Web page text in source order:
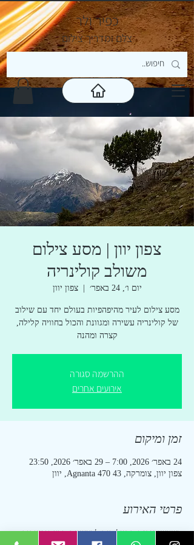
כפיר ולר
צלם ומדריך צילום
צפון יוון | מסע צילום
משולב קולינריה
יום ו׳, 24 באפר׳
  |
צפון יוון
מסע צילום לעיר מהיפהפיות בעולם יחד עם שילוב
של קולינריה עשירה ומגוונת והכול בחוויה קלילה,
קצרה ומהנה
ההרשמה סגורה
אירועים אחרים
זמן ומיקום
24 באפר׳ 2026, 7:00 – 29 באפר׳ 2026, 23:50
צפון יוון, צומרקה, Agnanta 470 43, יוון
פרטי האירוע
כשעשיתי את הטיול הזה לראשונה, ידעתי שיהיה